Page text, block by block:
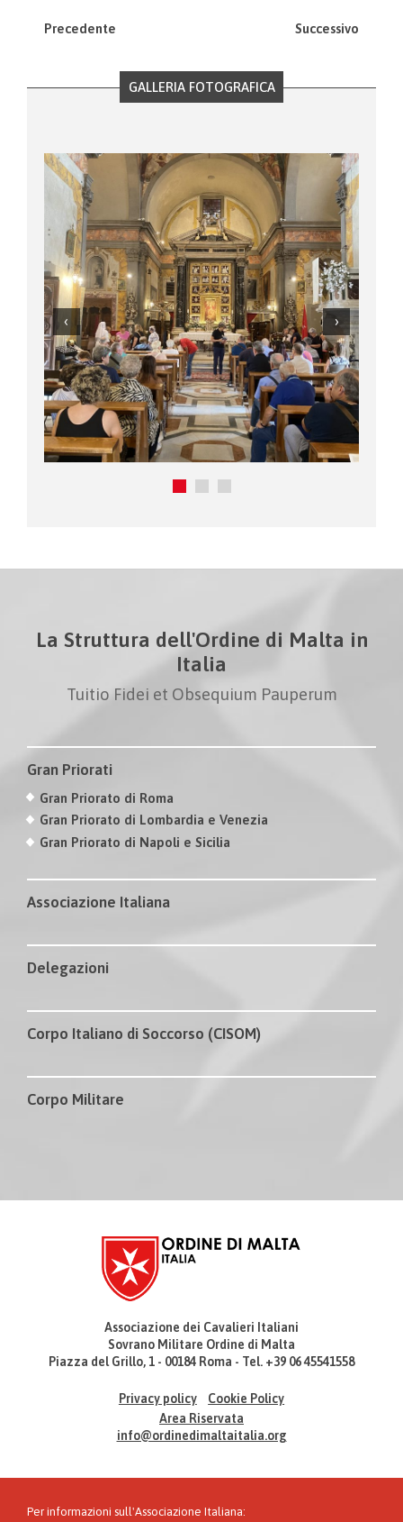
Precedente Successivo
GALLERIA FOTOGRAFICA
La Struttura dell'Ordine di Malta in
Italia
Tuitio Fidei et Obsequium Pauperum
Gran Priorati
Gran Priorato di Roma
Gran Priorato di Lombardia e Venezia
Gran Priorato di Napoli e Sicilia
Associazione Italiana
Delegazioni
Corpo Italiano di Soccorso (CISOM)
Corpo Militare
Associazione dei Cavalieri Italiani
Sovrano Militare Ordine di Malta
Piazza del Grillo, 1 - 00184 Roma - Tel. +39 06 45541558
Privacy policy
Cookie Policy
Area Riservata
info@ordinedimaltaitalia.org
Per informazioni sull'Associazione Italiana: